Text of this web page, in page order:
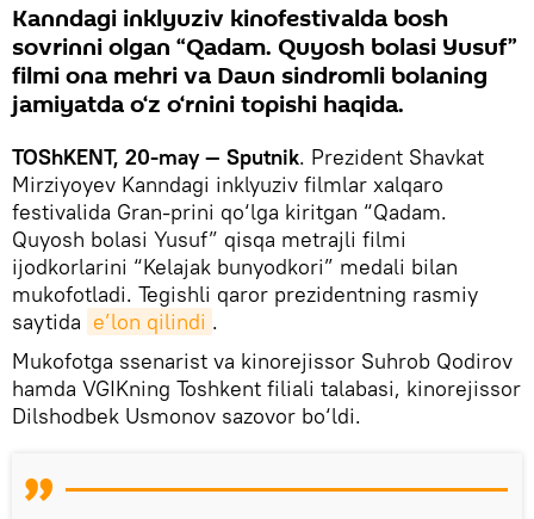
Kanndagi inklyuziv kinofestivalda bosh
sovrinni olgan “Qadam. Quyosh bolasi Yusuf”
filmi ona mehri va Daun sindromli bolaning
jamiyatda o‘z o‘rnini topishi haqida.
TOShKENT, 20-may — Sputnik. Prezident Shavkat
Mirziyoyev Kanndagi inklyuziv filmlar xalqaro
festivalida Gran-prini qo‘lga kiritgan “Qadam.
Quyosh bolasi Yusuf” qisqa metrajli filmi
ijodkorlarini “Kelajak bunyodkori” medali bilan
mukofotladi. Tegishli qaror prezidentning rasmiy
saytida e’lon qilindi .
Mukofotga ssenarist va kinorejissor Suhrob Qodirov
hamda VGIKning Toshkent filiali talabasi, kinorejissor
Dilshodbek Usmonov sazovor bo‘ldi.